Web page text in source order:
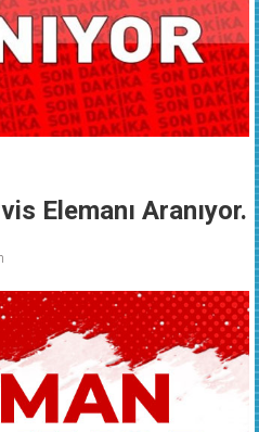
Elemanı Aranıyor.